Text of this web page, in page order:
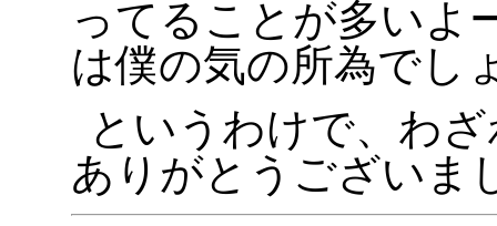
ってることが多いよ
は僕の気の所為でし
というわけで、わ
ありがとうございま